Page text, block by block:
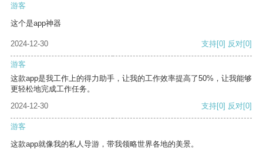
游客
这个是app神器
2024-12-30 支持[0] 反对[0]
游客
这款app是我工作上的得力助手，让我的工作效率提高了50%，让我能够
更轻松地完成工作任务。
2024-12-30
支持[0] 反对[0]
游客
这款app就像我的私人导游，带我领略世界各地的美景。